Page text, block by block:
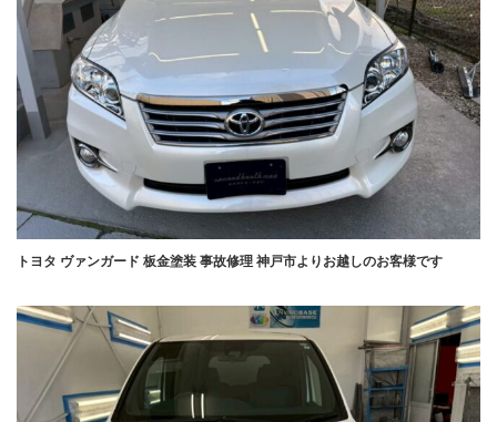
トヨタ ヴァンガード 板金塗装 事故修理 神戸市よりお越しのお客様です